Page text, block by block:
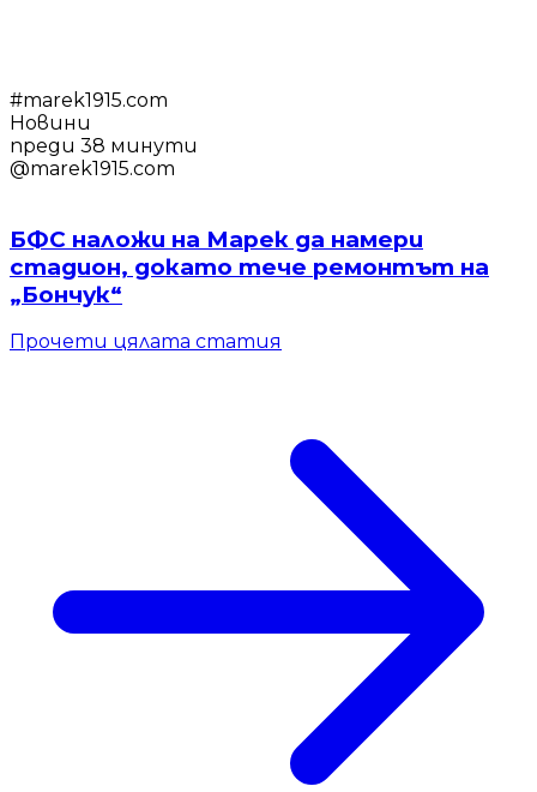
#marek1915.com
Новини
преди 38 минути
@marek1915.com
БФС наложи на Марек да намери
стадион, докато тече ремонтът на